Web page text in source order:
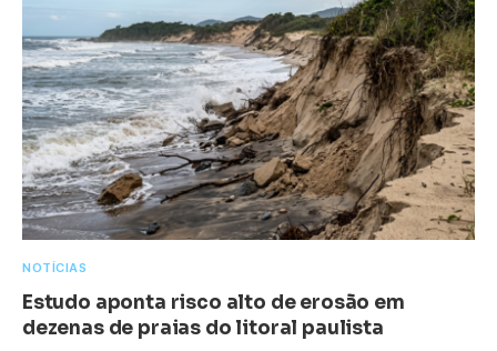
NOTÍCIAS
Estudo aponta risco alto de erosão em
dezenas de praias do litoral paulista